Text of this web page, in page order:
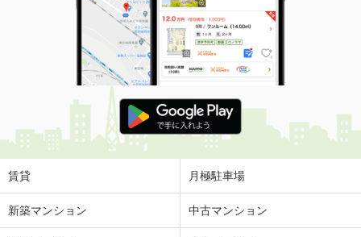
賃貸 月極駐車場
新築マンション 中古マンション